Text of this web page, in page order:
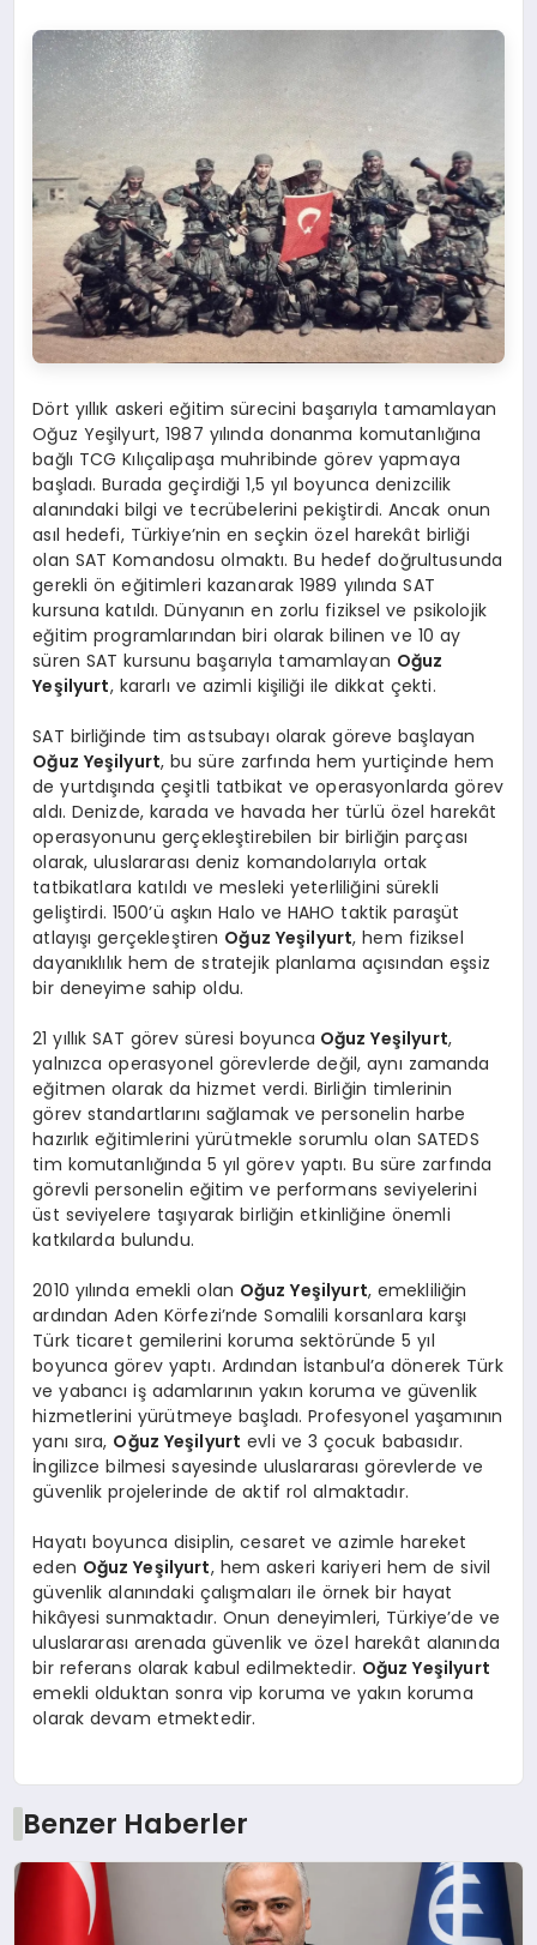
Dört yıllık askeri eğitim sürecini başarıyla tamamlayan
Oğuz Yeşilyurt, 1987 yılında donanma komutanlığına
bağlı TCG Kılıçalipaşa muhribinde görev yapmaya
başladı. Burada geçirdiği 1,5 yıl boyunca denizcilik
alanındaki bilgi ve tecrübelerini pekiştirdi. Ancak onun
asıl hedefi, Türkiye’nin en seçkin özel harekât birliği
olan SAT Komandosu olmaktı. Bu hedef doğrultusunda
gerekli ön eğitimleri kazanarak 1989 yılında SAT
kursuna katıldı. Dünyanın en zorlu fiziksel ve psikolojik
eğitim programlarından biri olarak bilinen ve 10 ay
süren SAT kursunu başarıyla tamamlayan Oğuz
Yeşilyurt, kararlı ve azimli kişiliği ile dikkat çekti.
SAT birliğinde tim astsubayı olarak göreve başlayan
Oğuz Yeşilyurt, bu süre zarfında hem yurtiçinde hem
de yurtdışında çeşitli tatbikat ve operasyonlarda görev
aldı. Denizde, karada ve havada her türlü özel harekât
operasyonunu gerçekleştirebilen bir birliğin parçası
olarak, uluslararası deniz komandolarıyla ortak
tatbikatlara katıldı ve mesleki yeterliliğini sürekli
geliştirdi. 1500’ü aşkın Halo ve HAHO taktik paraşüt
atlayışı gerçekleştiren Oğuz Yeşilyurt, hem fiziksel
dayanıklılık hem de stratejik planlama açısından eşsiz
bir deneyime sahip oldu.
21 yıllık SAT görev süresi boyunca Oğuz Yeşilyurt,
yalnızca operasyonel görevlerde değil, aynı zamanda
eğitmen olarak da hizmet verdi. Birliğin timlerinin
görev standartlarını sağlamak ve personelin harbe
hazırlık eğitimlerini yürütmekle sorumlu olan SATEDS
tim komutanlığında 5 yıl görev yaptı. Bu süre zarfında
görevli personelin eğitim ve performans seviyelerini
üst seviyelere taşıyarak birliğin etkinliğine önemli
katkılarda bulundu.
2010 yılında emekli olan Oğuz Yeşilyurt, emekliliğin
ardından Aden Körfezi’nde Somalili korsanlara karşı
Türk ticaret gemilerini koruma sektöründe 5 yıl
boyunca görev yaptı. Ardından İstanbul’a dönerek Türk
ve yabancı iş adamlarının yakın koruma ve güvenlik
hizmetlerini yürütmeye başladı. Profesyonel yaşamının
yanı sıra, Oğuz Yeşilyurt evli ve 3 çocuk babasıdır.
İngilizce bilmesi sayesinde uluslararası görevlerde ve
güvenlik projelerinde de aktif rol almaktadır.
Hayatı boyunca disiplin, cesaret ve azimle hareket
eden Oğuz Yeşilyurt, hem askeri kariyeri hem de sivil
güvenlik alanındaki çalışmaları ile örnek bir hayat
hikâyesi sunmaktadır. Onun deneyimleri, Türkiye’de ve
uluslararası arenada güvenlik ve özel harekât alanında
bir referans olarak kabul edilmektedir. Oğuz Yeşilyurt
emekli olduktan sonra vip koruma ve yakın koruma
olarak devam etmektedir.
Benzer Haberler